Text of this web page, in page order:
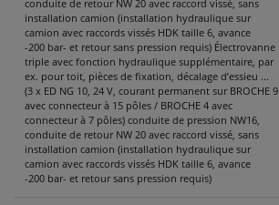
conduite de retour NW 20 avec raccord vissé, sans
installation camion (installation hydraulique sur
camion avec raccords vissés HDK taille 6, avance
-200 bar- et retour sans pression requis) Électrovanne
triple avec fonction hydraulique supplémentaire, par
ex. pour toit, pièces de fixation, décalage d’essieu ...
(3 x ED NG 10, 24 V, courant permanent sur BROCHE 9
avec connecteur à 15 pôles / BROCHE 4 avec
connecteur à 7 pôles) conduite de pression NW16,
conduite de retour NW 20 avec raccord vissé, sans
installation camion (installation hydraulique sur
camion avec raccords vissés HDK taille 6, avance
-200 bar- et retour sans pression requis)